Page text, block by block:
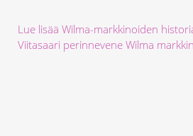
Lue lisää Wilma-markkinoiden
Viitasaari perinnevene Wilma